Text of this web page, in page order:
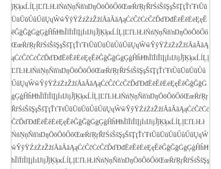
ĵĶķĸĹĺĻļĽľĿŀŁłŃńŅņŇňŉŊŋŌōŎŏŐőŒœŔŕŖŗŘřŚśŜŝŞşŠšŢţŤťŦŧŨũ
ŪūŬŭŮůŰűŲųŴŵŶŷŸŹźŻżŽžſĀāĂăĄąĆćĈĉĊċČčĎďĐđĒēĔĕĖėĘęĚ
ěĜĝĞğĠġĢģĤĥĦħĨĩĪīĬĭĮįİıĲĳĴĵĶķĸĹĺĻļĽľĿŀŁłŃńŅņŇňŉŊŋŌōŎŏŐő
ŒœŔŕŖŗŘřŚśŜŝŞşŠšŢţŤťŦŧŨũŪūŬŭŮůŰűŲųŴŵŶŷŸŹźŻżŽžſĀāĂăĄ
ąĆćĈĉĊċČčĎďĐđĒēĔĕĖėĘęĚěĜĝĞğĠġĢģĤĥĦħĨĩĪīĬĭĮįİıĲĳĴĵĶķĸĹĺĻļ
ĽľĿŀŁłŃńŅņŇňŉŊŋŌōŎŏŐőŒœŔŕŖŗŘřŚśŜŝŞşŠšŢţŤťŦŧŨũŪūŬŭŮů
ŰűŲųŴŵŶŷŸŹźŻżŽžſĀāĂăĄąĆćĈĉĊċČčĎďĐđĒēĔĕĖėĘęĚěĜĝĞğĠ
ġĢģĤĥĦħĨĩĪīĬĭĮįİıĲĳĴĵĶķĸĹĺĻļĽľĿŀŁłŃńŅņŇňŉŊŋŌōŎŏŐőŒœŔŕŖŗ
ŘřŚśŜŝŞşŠšŢţŤťŦŧŨũŪūŬŭŮůŰűŲųŴŵŶŷŸŹźŻżŽžſĀāĂăĄąĆćĈĉĊċ
ČčĎďĐđĒēĔĕĖėĘęĚěĜĝĞğĠġĢģĤĥĦħĨĩĪīĬĭĮįİıĲĳĴĵĶķĸĹĺĻļĽľĿŀŁł
ŃńŅņŇňŉŊŋŌōŎŏŐőŒœŔŕŖŗŘřŚśŜŝŞşŠšŢţŤťŦŧŨũŪūŬŭŮůŰűŲųŴ
ŵŶŷŸŹźŻżŽžſĀāĂăĄąĆćĈĉĊċČčĎďĐđĒēĔĕĖėĘęĚěĜĝĞğĠġĢģĤĥĦ
ħĨĩĪīĬĭĮįİıĲĳĴĵĶķĸĹĺĻļĽľĿŀŁłŃńŅņŇňŉŊŋŌōŎŏŐőŒœŔŕŖŗŘřŚśŜŝŞş